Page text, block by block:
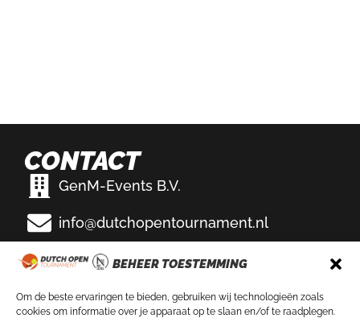
BEHEER TOESTEMMING
Om de beste ervaringen te bieden, gebruiken wij technologieën zoals
cookies om informatie over je apparaat op te slaan en/of te raadplegen.
CONTACT
GenM-Events B.V.
info@dutchopentournament.nl
Eemslag Tennis & Padel
Bikkersweg 100
3752 WV Bunschoten-Spakenburg